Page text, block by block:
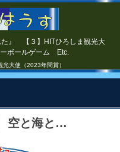
』 【３】HITひろしま観光大
ボールゲーム Etc.
大使（2023年間賞）
空と海と…